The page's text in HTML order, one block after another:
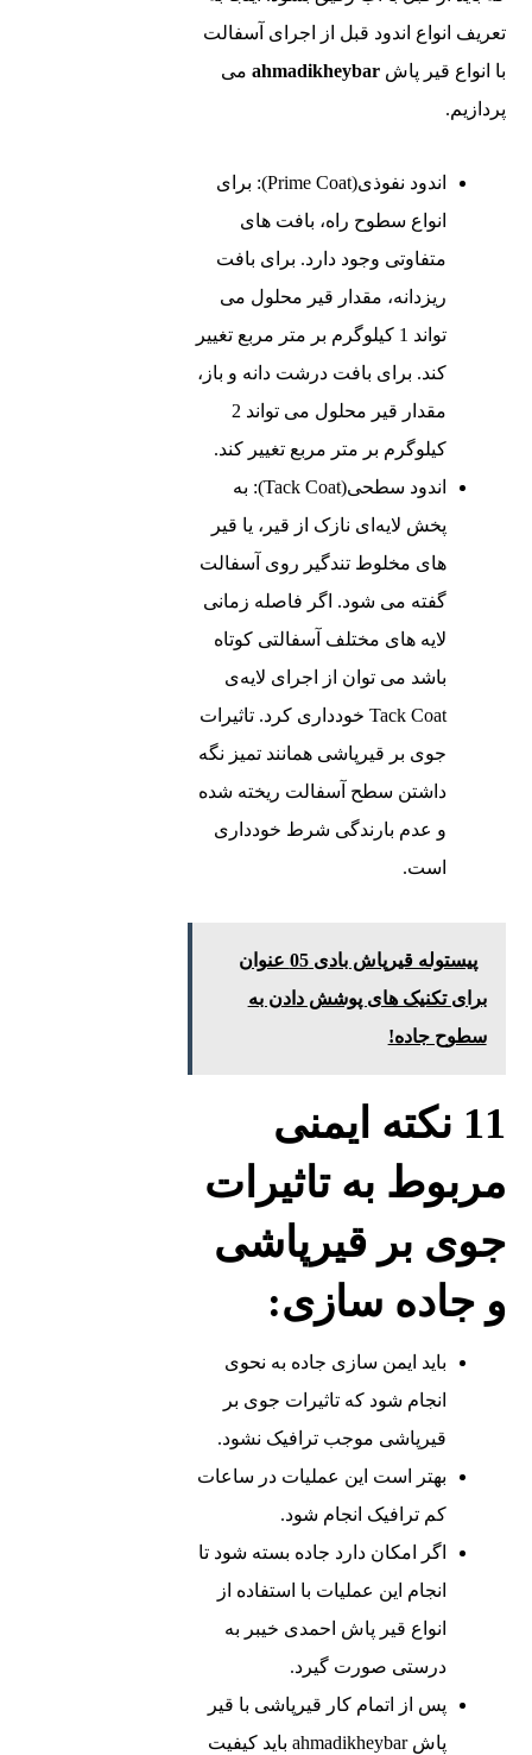
تعریف انواع اندود قبل از اجرای آسفالت
با انواع قیر پاشahmadikheybar می
پردازیم.
اندود نفوذی(Prime Coat): برای
انواع سطوح راه، بافت‌ های
متفاوتی وجود دارد. برای بافت
ریزدانه، مقدار قیر محلول می
‌تواند 1 کیلوگرم بر متر مربع تغییر
کند. برای بافت درشت دانه و باز،
مقدار قیر محلول می‌ تواند 2
کیلوگرم بر متر مربع تغییر کند.
اندود سطحی(Tack Coat): به
پخش لایه‌ای نازک از قیر، یا قیر
های مخلوط تندگیر روی آسفالت
گفته می‌ شود. اگر فاصله زمانی
لایه‌ های مختلف آسفالتی کوتاه
باشد می ‌توان از اجرای لایه‌ی
Tack Coat خودداری کرد. تاثیرات
جوی بر قیرپاشی همانند تمیز نگه
داشتن سطح آسفالت ریخته شده
و عدم بارندگی شرط خودداری
است.
پیستوله قیرپاش بادی 05 عنوان
برای تکنیک های پوشش دادن به
سطوح جاده!
11 نکته ایمنی
مربوط به تاثیرات
جوی بر قیرپاشی
و جاده‌ سازی:
باید ایمن ‌سازی جاده به نحوی
انجام شود که تاثیرات جوی بر
قیرپاشی موجب ترافیک نشود.
بهتر است این عملیات در ساعات
کم ترافیک انجام شود.
اگر امکان دارد جاده بسته شود تا
انجام این عملیات با استفاده از
انواع قیر پاش احمدی خیبر به
درستی صورت گیرد.
پس از اتمام کار قیرپاشی با قیر
پاش ahmadikheybar باید کیفیت